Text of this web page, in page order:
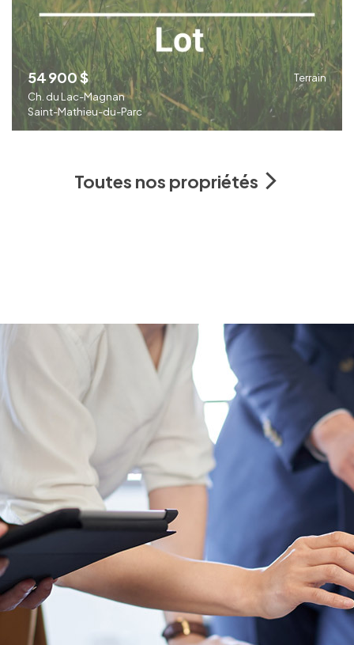
54 900 $
Terrain
Ch. du Lac-Magnan
Saint-Mathieu-du-Parc
Toutes nos propriétés